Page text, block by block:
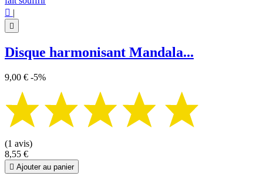
 |

Disque harmonisant Mandala...
9,00 € -5%
(1 avis)
8,55 €
 Ajouter au panier